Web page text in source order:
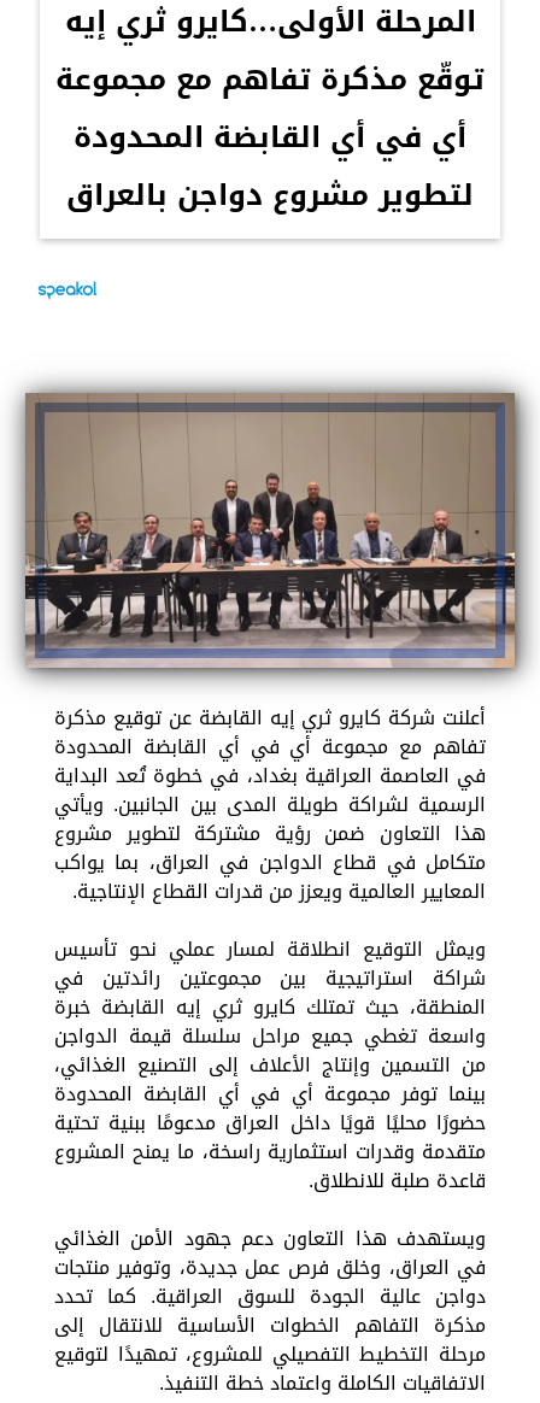
المرحلة الأولى…كايرو ثري إيه
توقّع مذكرة تفاهم مع مجموعة
أي في أي القابضة المحدودة
لتطوير مشروع دواجن بالعراق
أعلنت شركة كايرو ثري إيه القابضة عن توقيع مذكرة
تفاهم مع مجموعة أي في أي القابضة المحدودة
في العاصمة العراقية بغداد، في خطوة تُعد البداية
الرسمية لشراكة طويلة المدى بين الجانبين. ويأتي
هذا التعاون ضمن رؤية مشتركة لتطوير مشروع
متكامل في قطاع الدواجن في العراق، بما يواكب
المعايير العالمية ويعزز من قدرات القطاع الإنتاجية.
ويمثل التوقيع انطلاقة لمسار عملي نحو تأسيس
شراكة استراتيجية بين مجموعتين رائدتين في
المنطقة، حيث تمتلك كايرو ثري إيه القابضة خبرة
واسعة تغطي جميع مراحل سلسلة قيمة الدواجن
من التسمين وإنتاج الأعلاف إلى التصنيع الغذائي،
بينما توفر مجموعة أي في أي القابضة المحدودة
حضورًا محليًا قويًا داخل العراق مدعومًا ببنية تحتية
متقدمة وقدرات استثمارية راسخة، ما يمنح المشروع
قاعدة صلبة للانطلاق.
ويستهدف هذا التعاون دعم جهود الأمن الغذائي
في العراق، وخلق فرص عمل جديدة، وتوفير منتجات
دواجن عالية الجودة للسوق العراقية. كما تحدد
مذكرة التفاهم الخطوات الأساسية للانتقال إلى
مرحلة التخطيط التفصيلي للمشروع، تمهيدًا لتوقيع
الاتفاقيات الكاملة واعتماد خطة التنفيذ.